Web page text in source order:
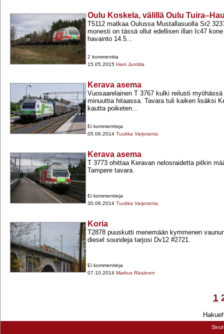
Oulu Koskela, välillä Oulu
T5112 matkaa Oulussa Mustallasuolla Sr2
monesti on tässä ollut edellisen illan Ic47
havainto 14.5...
2 kommenttia
15.05.2015 Harri Junttila
Kerava asema
Vuosaarelainen T 3767 kulki reilusti
minuuttia hitaassa. Tavara tuli kaiken lisäksi
kautta poiketen...
Ei kommentteja
05.06.2014 Tuukka Varjoranta
Kerava asema
T 3773 ohittaa Keravan nelosraidetta pitkin
Tampere tavara.
Ei kommentteja
30.06.2014 Tuukka Varjoranta
Koria
T2878 puuskutti menemään kymmenen
diesel soundeja tarjosi Dv12 #2721.
Ei kommentteja
07.10.2014 Markus Räsänen
1